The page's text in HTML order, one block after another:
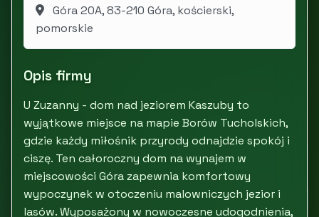
Góra 20A, 83-210 Góra, kościerski,
pomorskie
Opis firmy
U Zuzanny - dom nad jeziorem Kaszuby to
wyjątkowe miejsce na mapie Borów Tucholskich,
gdzie każdy miłośnik przyrody odnajdzie spokój i
ciszę. Ten całoroczny dom na wynajem w
miejscowości Góra zapewnia komfortowy
wypoczynek w otoczeniu malowniczych jezior i
lasów. Wyposażony w nowoczesne udogodnienia,